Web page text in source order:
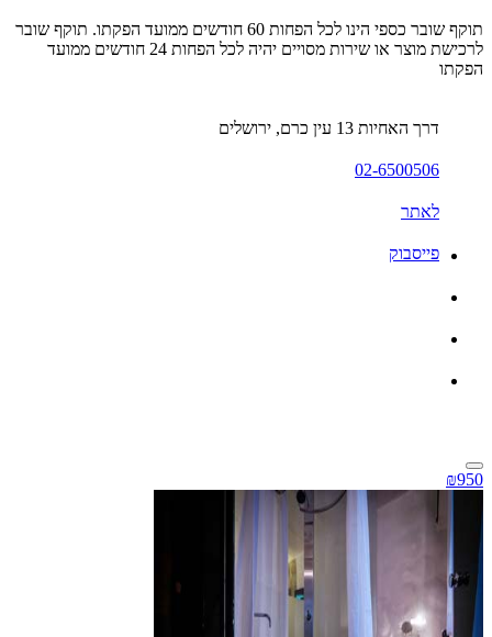
תוקף שובר כספי הינו לכל הפחות 60 חודשים ממועד הפקתו. תוקף שובר
לרכישת מוצר או שירות מסויים יהיה לכל הפחות 24 חודשים ממועד
הפקתו
דרך האחיות 13 עין כרם, ירושלים
02-6500506
לאתר
פייסבוק
₪950